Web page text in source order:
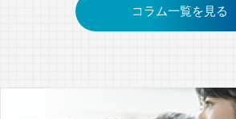
コラム一覧を見る